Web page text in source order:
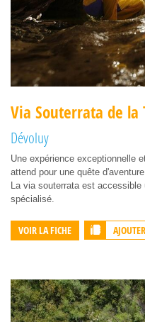
Via Souterrata de la
Dévoluy
Une expérience exceptionnelle
attend pour une quête
La via souterrata est
spécialisé.
VOIR LA FICHE